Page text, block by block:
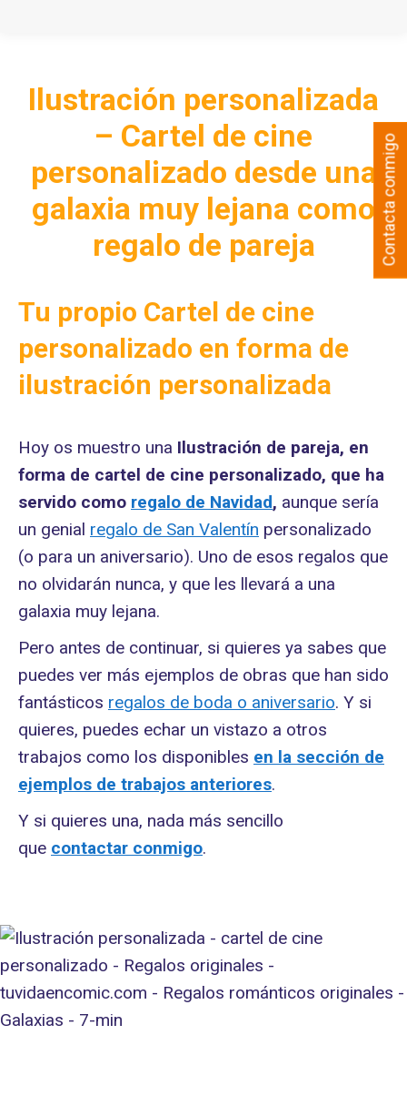
Ilustración personalizada
– Cartel de cine
personalizado desde una
galaxia muy lejana como
regalo de pareja
Tu propio Cartel de cine
personalizado en forma de
ilustración personalizada
Hoy os muestro una Ilustración de pareja, en
forma de cartel de cine personalizado, que ha
servido como regalo de Navidad, aunque sería
un genial regalo de San Valentín personalizado
(o para un aniversario). Uno de esos regalos que
no olvidarán nunca, y que les llevará a una
galaxia muy lejana.
Pero antes de continuar, si quieres ya sabes que
puedes ver más ejemplos de obras que han sido
fantásticos regalos de boda o aniversario. Y si
quieres, puedes echar un vistazo a otros
trabajos como los disponibles en la sección de
ejemplos de trabajos anteriores.
Y si quieres una, nada más sencillo
que contactar conmigo.
Contacta conmigo